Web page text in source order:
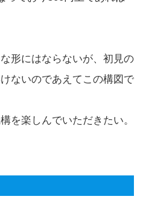
形にはならないが、初見の
ないのであえてこの構図で
を楽しんでいただきたい。